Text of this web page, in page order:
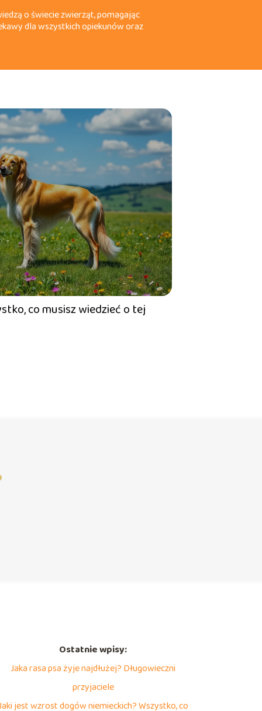
o świecie zwierząt, pomagając
dla wszystkich opiekunów oraz
co musisz wiedzieć o tej
Ostatnie wpisy:
Jaka rasa psa żyje najdłużej? Długowieczni
przyjaciele
jest wzrost dogów niemieckich? Wszystko, co